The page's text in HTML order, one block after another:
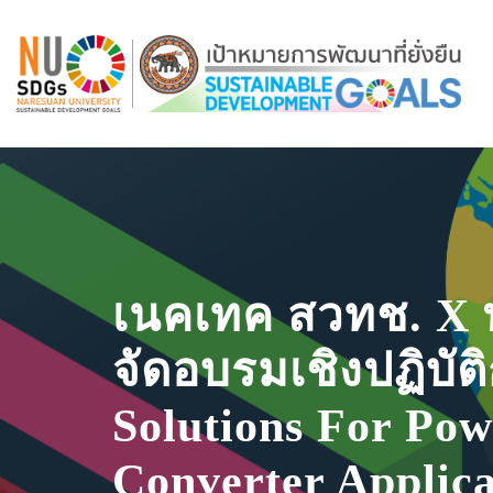
เนคเทค สวทช. X
จัดอบรมเชิงปฏิบั
Solutions For
Converter